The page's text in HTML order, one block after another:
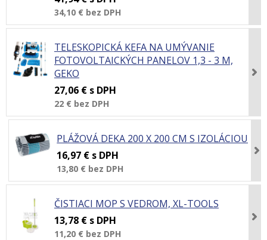
34,10 € bez DPH
TELESKOPICKÁ KEFA NA UMÝVANIE
FOTOVOLTAICKÝCH PANELOV 1,3 - 3 M,
GEKO
27,06 € s DPH
22 € bez DPH
PLÁŽOVÁ DEKA 200 X 200 CM S IZOLÁCIOU
16,97 € s DPH
13,80 € bez DPH
ČISTIACI MOP S VEDROM, XL-TOOLS
13,78 € s DPH
11,20 € bez DPH